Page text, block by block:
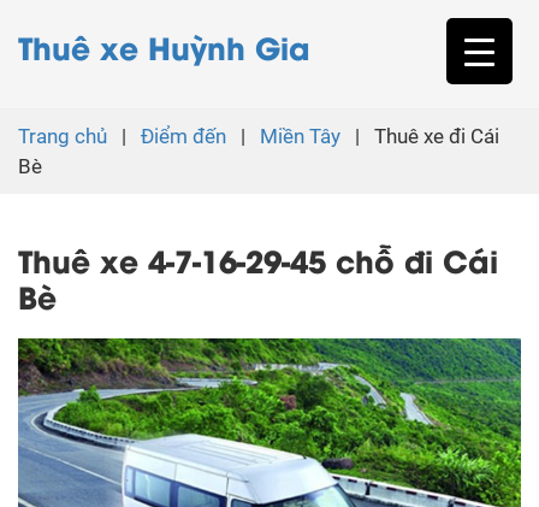
Thuê xe Huỳnh Gia
Trang chủ | Điểm đến | Miền Tây |
Thuê xe đi Cái
Bè
Thuê xe 4-7-16-29-45 chỗ đi Cái
Bè